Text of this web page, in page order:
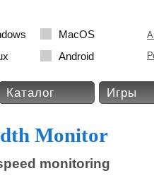
MacOS
Android
Каталог Игры
Monitor
monitoring